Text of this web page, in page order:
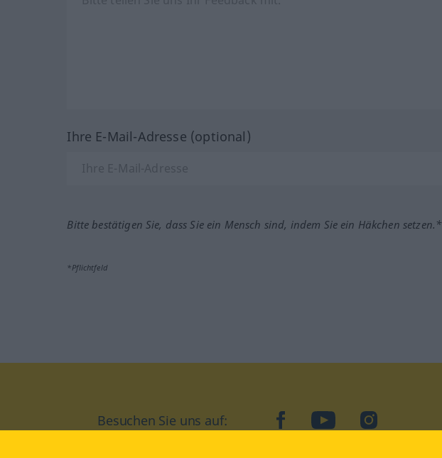
Ihre E-Mail-Adresse (optional)
Bitte bestätigen Sie, dass Sie ein Mensch sind, indem Sie ein Häkchen setzen.*
*Pflichtfeld
Besuchen Sie uns auf: facebookYouTubeInstagram